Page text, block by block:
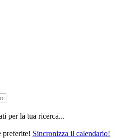
per la tua ricerca...
preferite! Sincronizza il calendario!